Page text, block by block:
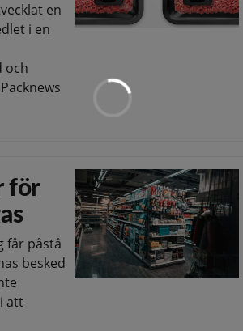
en
i en
och
för
får påstå
besked
att